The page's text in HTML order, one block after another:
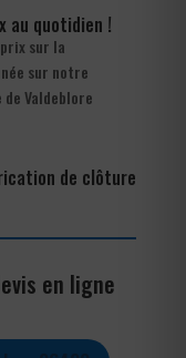
au quotidien !
sur la
sur notre
Valdeblore
de clôture
en ligne